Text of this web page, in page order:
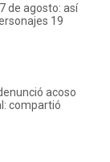
de agosto: así
19
acoso
compartió